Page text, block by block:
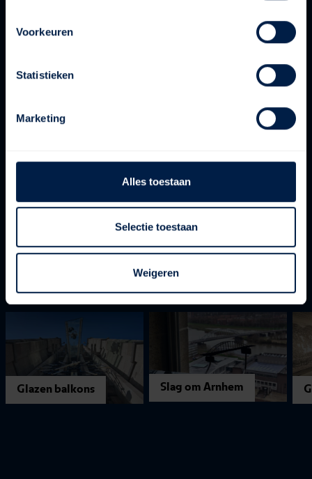
Voorkeuren
Statistieken
Marketing
Alles toestaan
Selectie toestaan
Weigeren
Glazen balkons Slag om Arnhem